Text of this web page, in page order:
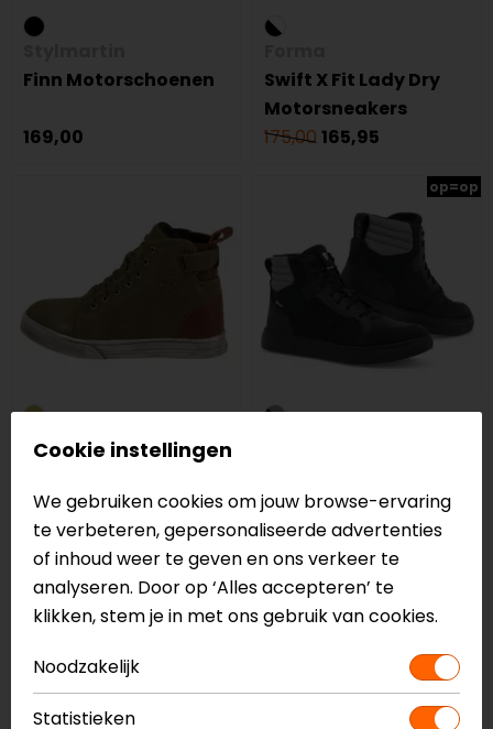
Finn Motorschoenen
169,00
Swift X Fit Lady Dry
Motorsneakers
175,00165,95
Segura
79,00
op=op
Motorsneakers
189,99
op=op
Cookie instellingen
We gebruiken cookies om jouw browse-ervaring
te verbeteren, gepersonaliseerde advertenties
of inhoud weer te geven en ons verkeer te
analyseren. Door op ‘Alles accepteren’ te
klikken, stem je in met ons gebruik van cookies.
Noodzakelijk
Statistieken